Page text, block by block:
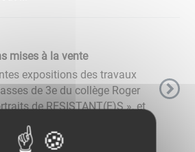
mises à la vente
expositions des travaux
de 3e du collège Roger
de RESISTANT(E)S », et
le foyer socio-
...